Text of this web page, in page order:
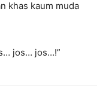
khas kaum muda
jos… jos…!”